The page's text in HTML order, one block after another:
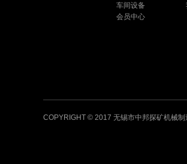
车间设备
会员中心
COPYRIGHT © 2017 无锡市中邦探矿机械制